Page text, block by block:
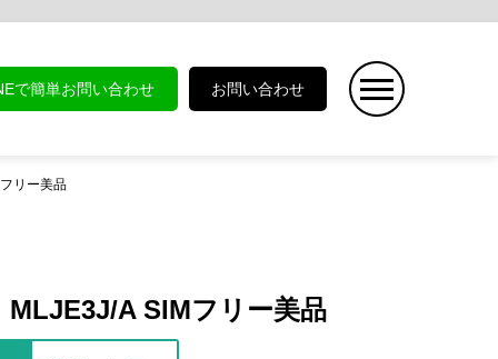
で簡単お問い合わせ お問い合わせ
リー美品
A SIMフリー美品